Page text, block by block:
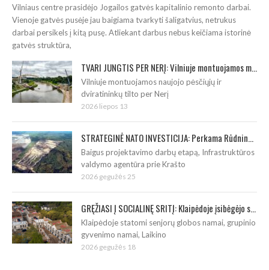
Vilniaus centre prasidėjo Jogailos gatvės kapitalinio remonto darbai.
Vienoje gatvės pusėje jau baigiama tvarkyti šaligatvius, netrukus
darbai persikels į kitą pusę. Atliekant darbus nebus keičiama istorinė
gatvės struktūra,
TVARI JUNGTIS PER NERĮ: Vilniuje montuojamos medinio tilto arkos bei sijos
Vilniuje montuojamos naujojo pėsčiųjų ir
dviratininkų tilto per Nerį
2026 liepos 13
STRATEGINĖ NATO INVESTICIJA: Perkama Rūdninkų poligono tankų šaudyklos ranga
Baigus projektavimo darbų etapą, Infrastruktūros
valdymo agentūra prie Krašto
2026 gegužės 25
GRĘŽIASI Į SOCIALINĘ SRITĮ: Klaipėdoje įsibėgėjo socialinės statybos
Klaipėdoje statomi senjorų globos namai, grupinio
gyvenimo namai, Laikino
2026 gegužės 18